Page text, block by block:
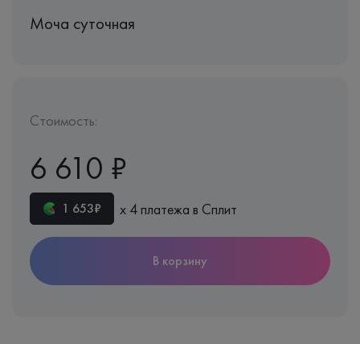
Моча суточная
Стоимость:
6 610 ₽
1 653₽ х 4 платежа в Сплит
В корзину